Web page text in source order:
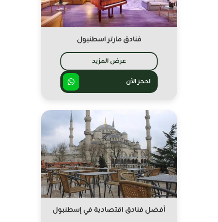
فنادق مارتر اسطنبول
عرض المزيد
احجز الآن
أفضل فنادق اقتصادية في إسطنبول